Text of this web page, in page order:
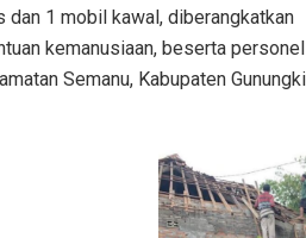
dan 1 mobil kawal, diberangkatkan
kemanusiaan, beserta
Semanu, Kabupaten